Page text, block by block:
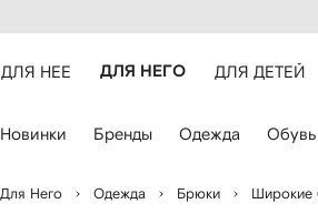
ДЛЯ НЕЕ ДЛЯ НЕГО ДЛЯ ДЕТЕЙ
Новинки Бренды Одежда Обувь
Для Него Одежда Брюки Широкие